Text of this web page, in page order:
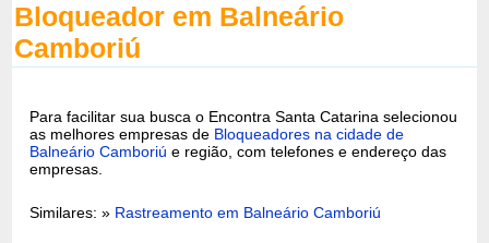
Bloqueador em Balneário
Camboriú
Para facilitar sua busca o Encontra Santa Catarina selecionou
as melhores empresas de Bloqueadores na cidade de
Balneário Camboriú e região, com telefones e endereço das
empresas.
Similares: » Rastreamento em Balneário Camboriú